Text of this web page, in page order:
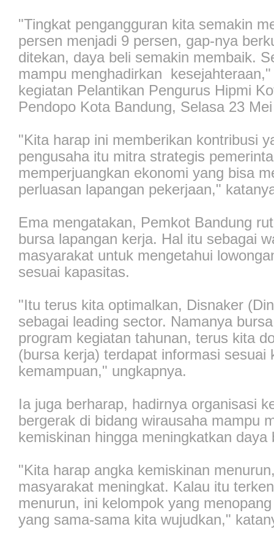
"Tingkat pengangguran kita semakin
persen menjadi 9 persen, gap-nya
ditekan, daya beli semakin membaik.
mampu menghadirkan
kegiatan Pelantikan Pengurus Hipmi
Pendopo Kota Bandung, Selasa 23
"Kita harap ini memberikan kontribusi
pengusaha itu mitra strategis
memperjuangkan ekonomi yang bisa
perluasan lapangan pekerjaan,"
Ema mengatakan, Pemkot Bandung
bursa lapangan kerja. Hal itu sebagai
masyarakat untuk mengetahui
sesuai kapasitas.
"Itu terus kita optimalkan, Disnaker
sebagai leading sector. Namanya
program kegiatan tahunan, terus kita
(bursa kerja) terdapat informasi sesuai
kemampuan," ungkapnya.
Ia juga berharap, hadirnya organisasi
bergerak di bidang wirausaha mampu
kemiskinan hingga meningkatkan
"Kita harap angka kemiskinan
masyarakat meningkat. Kalau itu
menurun, ini kelompok yang
yang sama-sama kita wujudkan,"